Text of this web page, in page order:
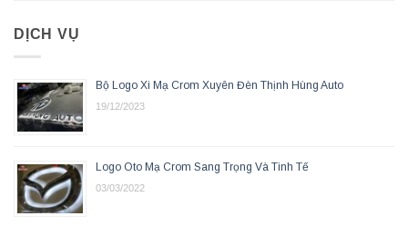
DỊCH VỤ
Bộ Logo Xi Mạ Crom Xuyên Đèn Thịnh Hùng Auto
19/12/2023
Logo Oto Mạ Crom Sang Trọng Và Tinh Tế
03/03/2022